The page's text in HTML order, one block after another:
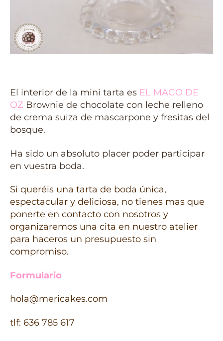
El interior de la mini tarta es EL MAGO DE
OZ Brownie de chocolate con leche relleno
de crema suiza de mascarpone y fresitas del
bosque.
Ha sido un absoluto placer poder participar
en vuestra boda.
Si queréis una tarta de boda única,
espectacular y deliciosa, no tienes mas que
ponerte en contacto con nosotros y
organizaremos una cita en nuestro atelier
para haceros un presupuesto sin
compromiso.
Formulario
hola@mericakes.com
tlf: 636 785 617